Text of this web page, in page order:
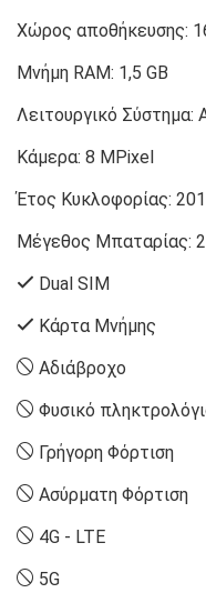
Χώρος αποθήκευσης:
Μνήμη RAM: 1,5 GB
Λειτουργικό Σύστημα:
Κάμερα: 8 MPixel
Έτος Κυκλοφορίας:
Μέγεθος Μπαταρίας:
Dual SIM
Κάρτα Μνήμης
Αδιάβροχο
Φυσικό
Γρήγορη Φόρτιση
Ασύρματη Φόρτιση
4G - LTE
5G